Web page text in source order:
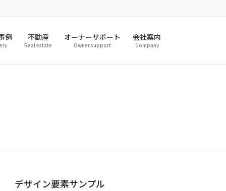
例 不動産
Real estate
オーナーサポート
Owner support
会社案内
Company
デザイン要素サンプル